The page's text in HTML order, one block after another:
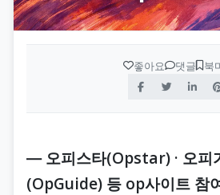
좋아요 댓글 북
― 오피스타(Opstar) · 오피
(OpGuide) 등 op사이트 참